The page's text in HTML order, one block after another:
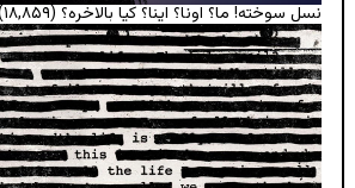
نسل سوخته! ما؟ اونا؟ اینا؟ کیا بالاخره؟ (۱۸,۸۵۹)